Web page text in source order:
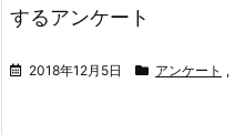
するアンケート
2018年12月5日 アンケート ,